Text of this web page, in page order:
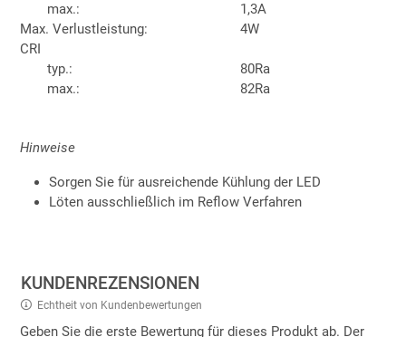
max.:
1,3A
Max. Verlustleistung:
4W
CRI
typ.:
80Ra
max.:
82Ra
Hinweise
Sorgen Sie für ausreichende Kühlung der LED
Löten ausschließlich im Reflow Verfahren
KUNDENREZENSIONEN
Echtheit von Kundenbewertungen
Geben Sie die erste Bewertung für dieses Produkt ab. Der